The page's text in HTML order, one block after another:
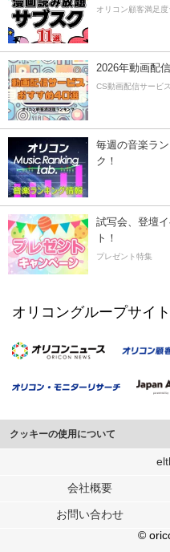
オリコン顧客満足
2026年動画配
CS動画配信サービ
毎週の音楽ラ
ク！
試写会、登壇
ト！
プレゼント特集
オリコングループサイト
クッキーの使用について
このサイトでは Cookie を使用して
行っています。
メディアや広告配信、データ解析の
各パートナーは、この情報とユーザ
ユーザーが各パートナーのサービス
会社概要
お問い合わせ
©